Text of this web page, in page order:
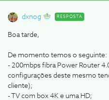
dxnog RESPOSTA
Boa tarde,
De momento temos o seguinte:
- 200mbps fibra Power Router
configurações deste mesmo
cliente);
- TV com box 4K e uma HD;